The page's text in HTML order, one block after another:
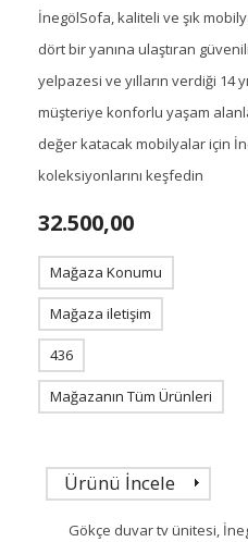
İnegölSofa, kaliteli ve şık
dört bir yanına ulaştıran
yelpazesi ve yılların verdiği 14
müşteriye konforlu yaşam
değer katacak mobilyalar için
koleksiyonlarını keşfedin
32.500,00
Mağaza Konumu
Mağaza iletişim
436
Mağazanın Tüm Ürünleri
Ürünü İncele
Gökçe duvar tv ünitesi,